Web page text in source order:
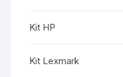
Kit HP
Kit Lexmark